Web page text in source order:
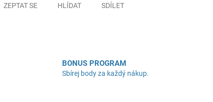
ZEPTAT SE HLÍDAT SDÍLET
BONUS PROGRAM
Sbírej body za každý nákup.